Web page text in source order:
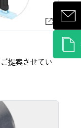
提案させてい